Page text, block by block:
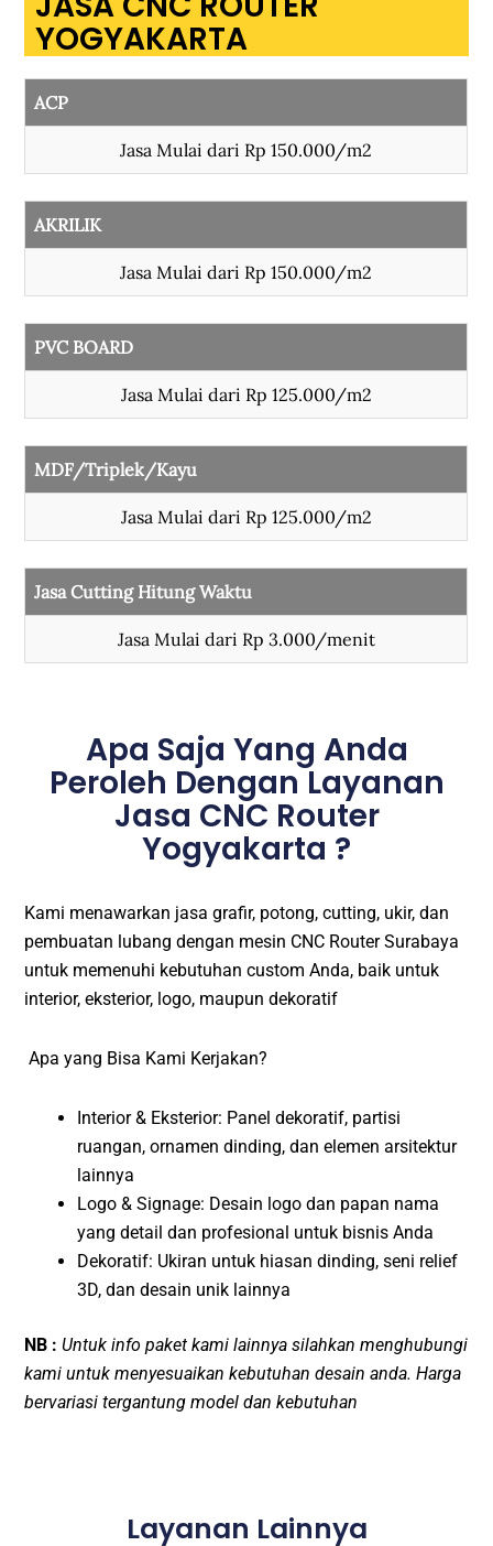
YOGYAKARTA
ACP
Jasa Mulai dari Rp 150.000/m2
AKRILIK
Jasa Mulai dari Rp 150.000/m2
PVC BOARD
Jasa Mulai dari Rp 125.000/m2
MDF/Triplek/Kayu
Jasa Mulai dari Rp 125.000/m2
Jasa Cutting Hitung Waktu
Jasa Mulai dari Rp 3.000/menit
Apa Saja Yang Anda
Peroleh Dengan Layanan
Jasa CNC Router
Yogyakarta ?
Kami menawarkan jasa grafir, potong, cutting, ukir, dan
pembuatan lubang dengan mesin CNC Router Surabaya
untuk memenuhi kebutuhan custom Anda, baik untuk
interior, eksterior, logo, maupun dekoratif
Apa yang Bisa Kami Kerjakan?
Interior & Eksterior: Panel dekoratif, partisi
ruangan, ornamen dinding, dan elemen arsitektur
lainnya
Logo & Signage: Desain logo dan papan nama
yang detail dan profesional untuk bisnis Anda
Dekoratif: Ukiran untuk hiasan dinding, seni relief
3D, dan desain unik lainnya
NB : Untuk info paket kami lainnya silahkan menghubungi
kami untuk menyesuaikan kebutuhan desain anda. Harga
bervariasi tergantung model dan kebutuhan
Layanan Lainnya